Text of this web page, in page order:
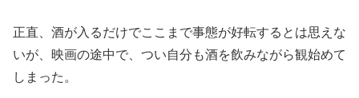
正直、酒が入るだけでここまで事態が好転するとは思えな
いが、映画の途中で、つい自分も酒を飲みながら観始めて
しまった。